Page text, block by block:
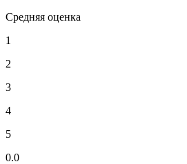
Средняя оценка
1
2
3
4
5
0.0